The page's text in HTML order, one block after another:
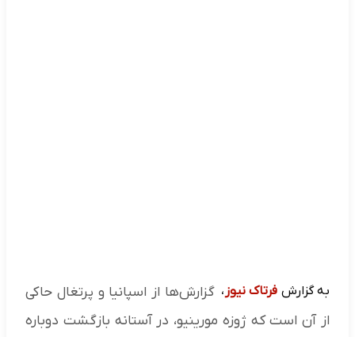
به گزارش فرتاک نیوز ، گزارش‌ها از اسپانیا و پرتغال حاکی
از آن است که ژوزه مورینیو، در آستانه بازگشت دوباره